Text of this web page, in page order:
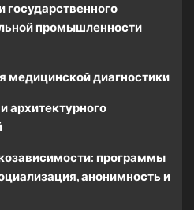
государственного
промышленности
медицинской диагностики
архитектурного
программы
анонимность и